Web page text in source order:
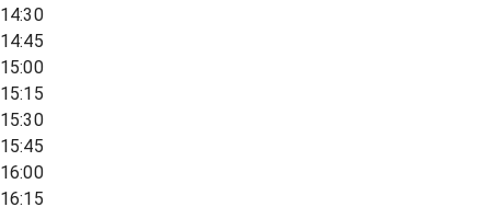
14:30
14:45
15:00
15:15
15:30
15:45
16:00
16:15